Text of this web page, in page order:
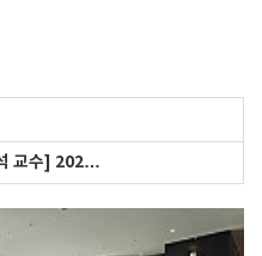
교수] 202…